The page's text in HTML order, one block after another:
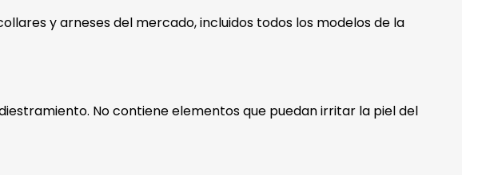
y arneses del mercado, incluidos todos los modelos de la
No contiene elementos que puedan irritar la piel del